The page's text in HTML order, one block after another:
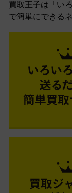
買取王子は「い
で簡単にできる